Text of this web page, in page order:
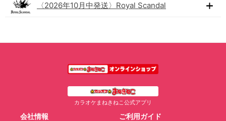
〈2026年10月中発送〉Royal Scandal
カラオケまねきねこ公式アプリ
会社情報 ご利用ガイド